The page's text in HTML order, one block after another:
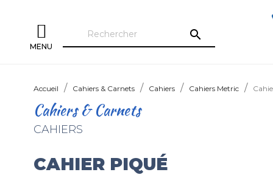
MENU
search
Accueil Cahiers & Carnets Cahiers Cahiers Metric
Cahiers & Carnets
CAHIERS
CAHIER PIQUÉ